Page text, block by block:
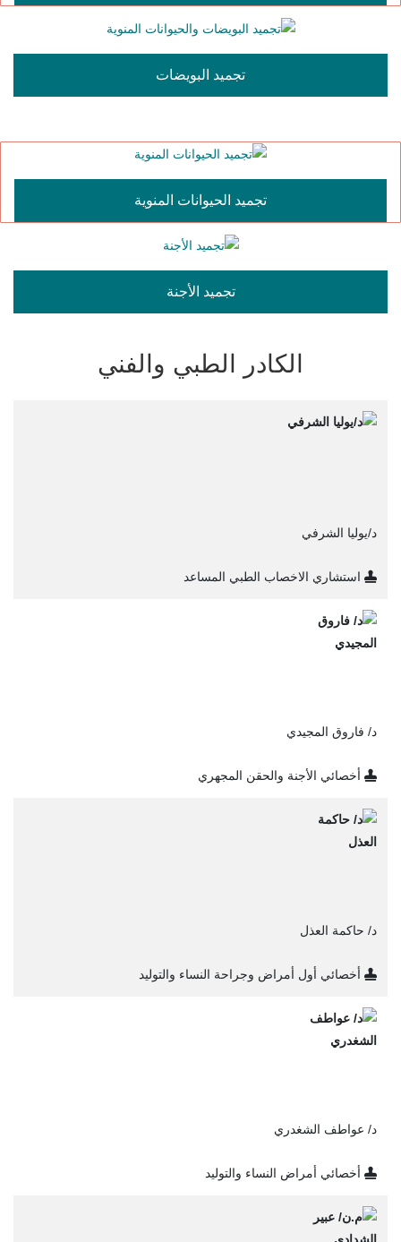
تجميد البويضات
تجميد الحيوانات المنوية
تجميد الأجنة
الكادر الطبي والفني
د/يوليا الشرفي
استشاري الاخصاب الطبي المساعد
د/ فاروق المجيدي
أخصائي الأجنة والحقن المجهري
د/ حاكمة العذل
أخصائي أول أمراض وجراحة النساء والتوليد
د/ عواطف الشغدري
أخصائي أمراض النساء والتوليد